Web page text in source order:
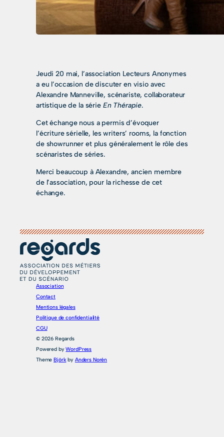
Jeudi 20 mai, l’association Lecteurs Anonymes
a eu l’occasion de discuter en visio avec
Alexandre Manneville, scénariste, collaborateur
artistique de la série En Thérapie.
Cet échange nous a permis d’évoquer
l’écriture sérielle, les writers’ rooms, la fonction
de showrunner et plus généralement le rôle des
scénaristes de séries.
Merci beaucoup à Alexandre, ancien membre
de l’association, pour la richesse de cet
échange.
Association
Contact
Mentions légales
Politique de confidentialité
CGU
© 2026 Regards
Powered byWordPress
ThemeBjörkby Anders Norén